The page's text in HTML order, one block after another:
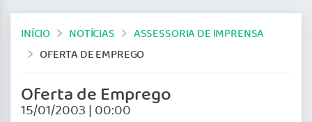
INÍCIO NOTÍCIAS
ASSESSORIA DE IMPRENSA
OFERTA DE EMPREGO
Oferta de Emprego
15/01/2003 | 00:00